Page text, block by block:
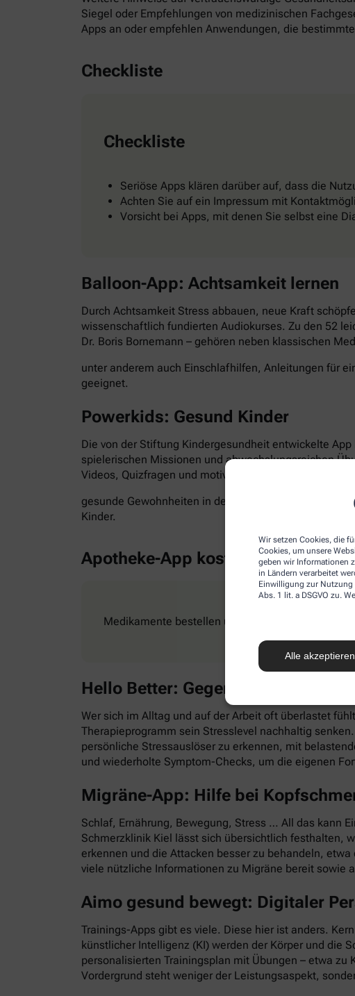
Wir setzen Cookies, die
Cookies, um unsere
geben wir Informationen
in Ländern verarbeitet
Einwilligung zur Nutzung
Abs. 1 lit. a DSGVO zu.
Alle akzeptieren
Siegel oder Empfehlungen von medizinischen
Apps an oder empfehlen Anwendungen, die
Checkliste
Checkliste
Seriöse Apps klären darüber auf, dass die
Achten Sie auf ein Impressum mit
Vorsicht bei Apps, mit denen Sie selbst eine
Balloon-App: Achtsamkeit lernen
Durch Achtsamkeit Stress abbauen, neue Kraft
wissenschaftlich fundierten Audiokurses. Zu den 52
Dr. Boris Bornemann – gehören neben klassischen
unter anderem auch Einschlafhilfen, Anleitungen für
geeignet.
Powerkids: Gesund Kinder
Die von der Stiftung Kindergesundheit entwickelte
spielerischen Missionen und abwechslungsreichen
Videos, Quizfragen und motivierende Aufgaben laden
gesunde Gewohnheiten in den Alltag zu integrieren.
Kinder.
Apotheke-App kostenlos
Medikamente bestellen und Rezepte ganz
Hello Better: Gegen Stress &
Wer sich im Alltag und auf der Arbeit oft überlastet
Therapieprogramm sein Stresslevel nachhaltig
persönliche Stressauslöser zu erkennen, mit
und wiederholte Symptom-Checks, um die eigenen
Migräne-App: Hilfe bei
Schlaf, Ernährung, Bewegung, Stress … All das kann
Schmerzklinik Kiel lässt sich übersichtlich festhalten,
erkennen und die Attacken besser zu behandeln,
viele nützliche Informationen zu Migräne bereit sowie
Aimo gesund bewegt: Digitaler
Trainings-Apps gibt es viele. Diese hier ist anders.
künstlicher Intelligenz (KI) werden der Körper und die
personalisierten Trainingsplan mit Übungen – etwa
Vordergrund steht weniger der Leistungsaspekt,